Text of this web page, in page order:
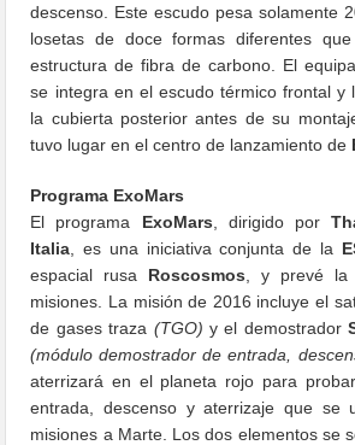
descenso. Este escudo pesa solamente
losetas de doce formas diferentes
estructura de fibra de carbono. El
se integra en el escudo térmico frontal y
la cubierta posterior antes de su
tuvo lugar en el centro de lanzamiento de
Programa ExoMars
El programa ExoMars , dirigido por
Italia , es una iniciativa conjunta de la
espacial rusa Roscosmos , y prevé la
misiones. La misión de 2016 incluye el
de gases traza (TGO) y el demostrador
(módulo demostrador de entrada,
aterrizará en el planeta rojo para
entrada, descenso y aterrizaje que se
misiones a Marte. Los dos elementos se